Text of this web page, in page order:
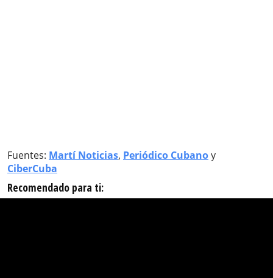
Fuentes: Martí Noticias, Periódico Cubanoy
CiberCuba
Recomendado para ti: